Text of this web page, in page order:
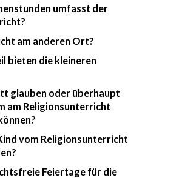
umfasst der
am anderen Ort?
bieten die kleineren
glauben oder überhaupt
am Religionsunterricht
vom Religionsunterricht
Feiertage für die